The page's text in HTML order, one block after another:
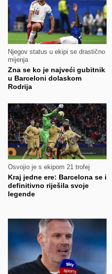
Njegov status u ekipi se drastično
mijenja
Zna se ko je najveći gubitnik
u Barceloni dolaskom
Rodrija
Osvojio je s ekipom 21 trofej
Kraj jedne ere: Barcelona se i
definitivno riješila svoje
legende